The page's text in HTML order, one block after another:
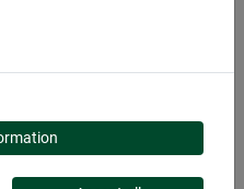
CADRE
ET